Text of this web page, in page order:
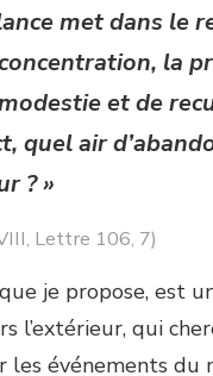
met dans le
la
et de
quel air
? »
Lettre 106, 7)
je propose, est
l’extérieur, qui
les événements du